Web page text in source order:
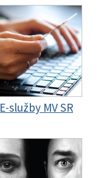
E-služby MV SR